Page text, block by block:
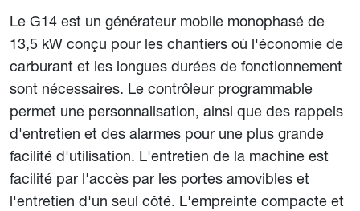
Le G14 est un générateur mobile monophasé de
13,5 kW conçu pour les chantiers où l'économie de
carburant et les longues durées de fonctionnement
sont nécessaires. Le contrôleur programmable
permet une personnalisation, ainsi que des rappels
d'entretien et des alarmes pour une plus grande
facilité d'utilisation. L'entretien de la machine est
facilité par l'accès par les portes amovibles et
l'entretien d'un seul côté. L'empreinte compacte et